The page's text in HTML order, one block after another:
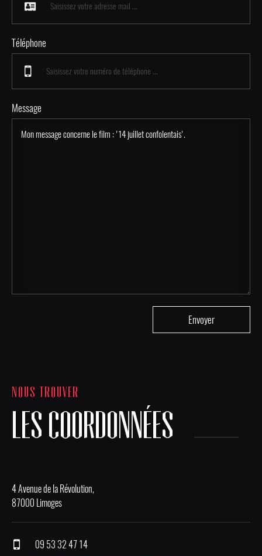
Téléphone
Message
NOUS TROUVER
LES COORDONNÉES
4 Avenue de la Révolution,
87000 Limoges
09 53 32 47 14